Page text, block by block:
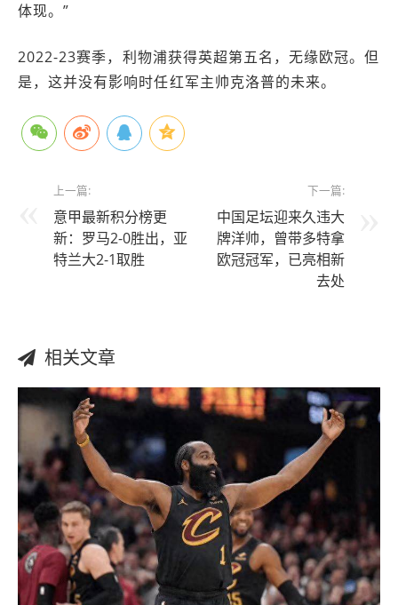
体现。”
2022-23赛季，利物浦获得英超第五名，无缘欧冠。但
是，这并没有影响时任红军主帅克洛普的未来。
上一篇:
意甲最新积分榜更
新：罗马2-0胜出，亚
特兰大2-1取胜
下一篇:
中国足坛迎来久违大
牌洋帅，曾带多特拿
欧冠冠军，已亮相新
去处
相关文章